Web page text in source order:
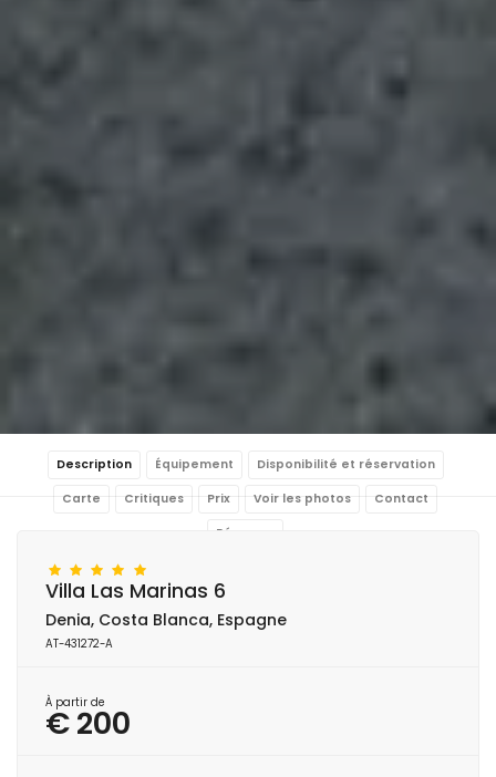
Description Équipement Disponibilité et réservation
Carte Critiques Prix Voir les photos Contact
Réserver
Villa Las Marinas 6
Denia, Costa Blanca, Espagne
AT-431272-A
À partir de
€ 200